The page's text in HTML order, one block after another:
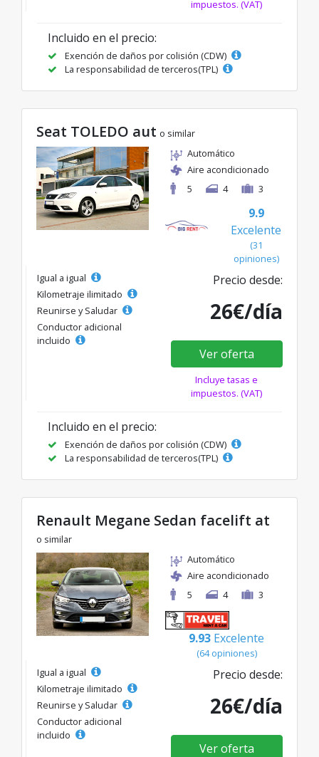
impuestos. (VAT)
Incluido en el precio:
Exención de daños por colisión (CDW)
La responsabilidad de terceros(TPL)
Seat TOLEDO aut o similar
Automático
Aire acondicionado
5
4 3
9.9
Excelente
(31
opiniones)
Igual a igual
Kilometraje ilimitado
Reunirse y Saludar
Conductor adicional
incluido
Precio desde:
26€/día
Ver oferta
Incluye tasas e
impuestos. (VAT)
Incluido en el precio:
Exención de daños por colisión (CDW)
La responsabilidad de terceros(TPL)
Renault Megane Sedan facelift at
o similar
Automático
Aire acondicionado
5
4 3
9.93 Excelente
(64 opiniones)
Igual a igual
Kilometraje ilimitado
Reunirse y Saludar
Conductor adicional
incluido
Precio desde:
26€/día
Ver oferta